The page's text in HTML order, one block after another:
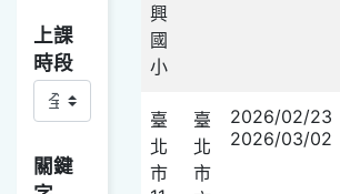
上課
時段
關鍵
興
國
小
臺
北
市
臺
北
市
2026/02/23
2026/03/02